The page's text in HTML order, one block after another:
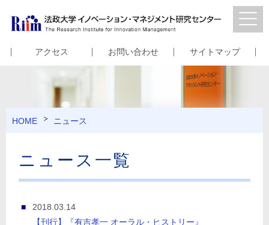
アクセス お問い合わせ サイトマップ
HOME ニュース
ニュース一覧
2018.03.14
【刊行】『有吉孝一 オーラル・ヒストリー』